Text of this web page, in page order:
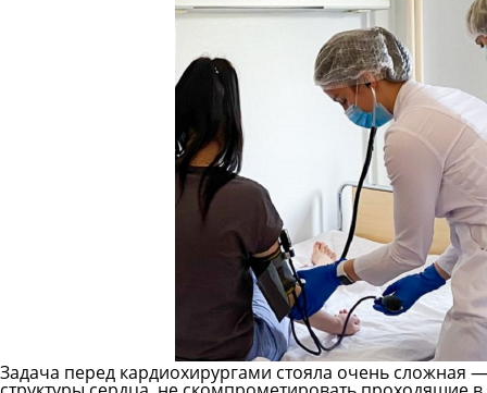
Задача перед кардиохирургами стояла очень сложная